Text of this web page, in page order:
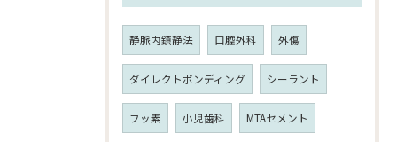
静脈内鎮静法 口腔外科 外傷
ダイレクトボンディング シーラント
フッ素 小児歯科 MTAセメント